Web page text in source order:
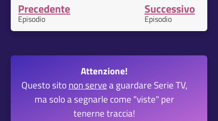
Precedente
Episodio
Successivo
Episodio
Attenzione!
Questo sito non servea guardare Serie TV,
ma solo a segnarle come "viste" per
tenerne traccia!